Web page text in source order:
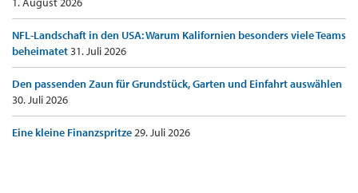
NFL-Landschaft in den USA: Warum Kalifornien besonders viele Teams
beheimatet31. Juli 2026
Den passenden Zaun für Grundstück, Garten und Einfahrt auswählen
30. Juli 2026
Eine kleine Finanzspritze29. Juli 2026